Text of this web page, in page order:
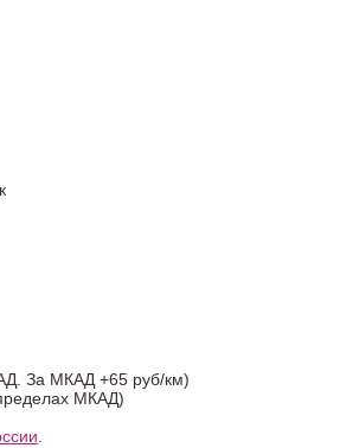
За МКАД +65 руб/км)
МКАД)
.